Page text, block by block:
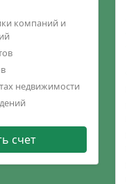
компаний и
недвижимости
счет